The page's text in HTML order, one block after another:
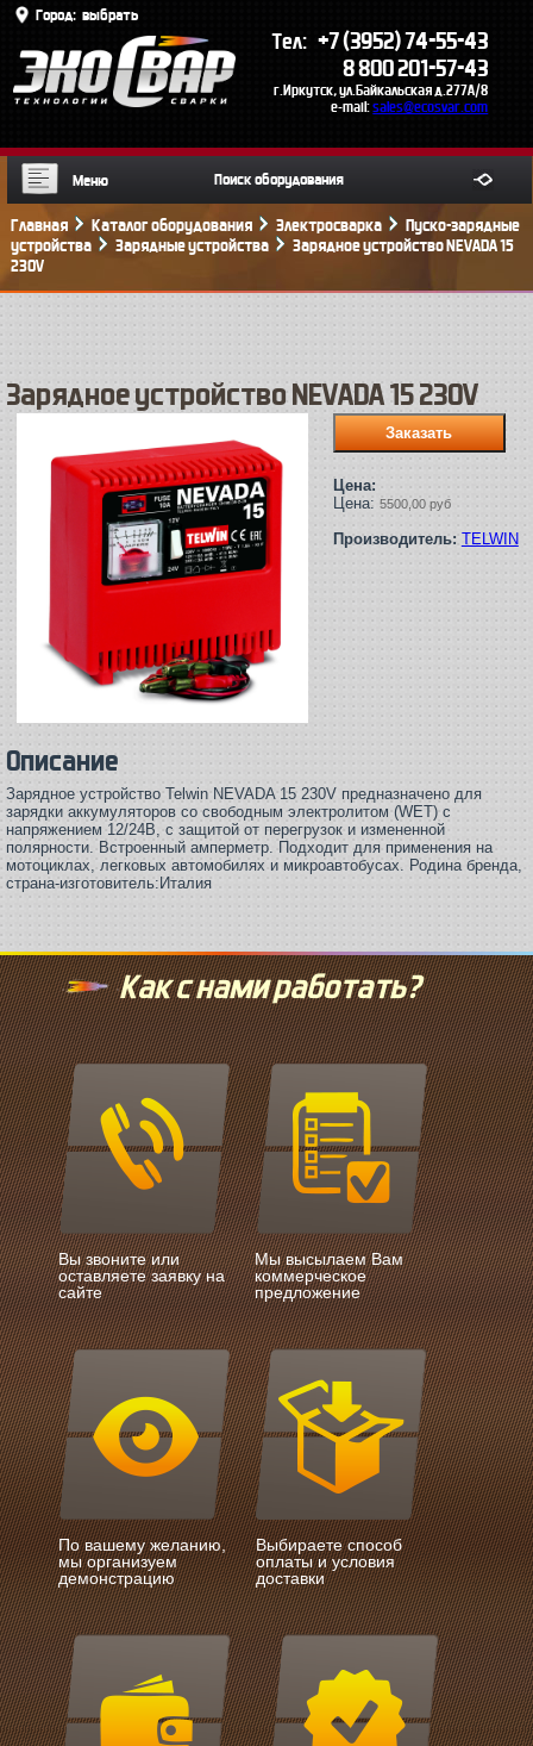
Город: выбрать
Тел: +7 (3952) 74-55-43
8 800 201-57-43
г.Иркутск, ул.Байкальская д.277А/8
e-mail:sales@ecosvar.com
Меню
Главная Каталог оборудования Электросварка
Пуско-зарядные
устройства
Зарядные устройства
Зарядное устройство NEVADA 15
230V
Зарядное устройство NEVADA 15 230V
Цена:
Цена: 5500,00 руб
Производитель: TELWIN
Описание
Зарядное устройство Telwin NEVADA 15 230V предназначено для
зарядки аккумуляторов со свободным электролитом (WET) с
напряжением 12/24В, с защитой от перегрузок и измененной
полярности. Встроенный амперметр. Подходит для применения на
мотоциклах, легковых автомобилях и микроавтобусах. Родина бренда,
страна-изготовитель:Италия
Как с нами работать?
Вы звоните или
оставляете заявку на
сайте
Мы высылаем Вам
коммерческое
предложение
По вашему желанию,
мы организуем
демонстрацию
Выбираете способ
оплаты и условия
доставки